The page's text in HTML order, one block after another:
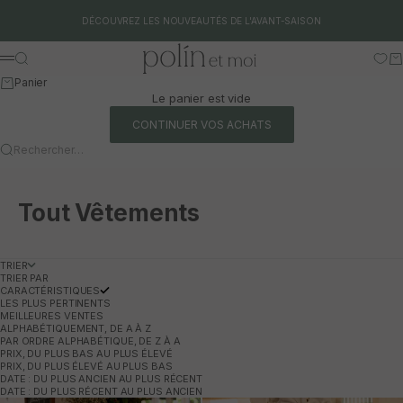
DÉCOUVREZ LES NOUVEAUTÉS DE L'AVANT-SAISON
Polín et moi
Menu
Rechercher
Panier
Le panier est vide
CONTINUER VOS ACHATS
Rechercher…
Tout Vêtements
TRIER
TRIER PAR
CARACTÉRISTIQUES
LES PLUS PERTINENTS
MEILLEURES VENTES
ALPHABÉTIQUEMENT, DE A À Z
PAR ORDRE ALPHABÉTIQUE, DE Z À A
PRIX, DU PLUS BAS AU PLUS ÉLEVÉ
PRIX, DU PLUS ÉLEVÉ AU PLUS BAS
DATE : DU PLUS ANCIEN AU PLUS RÉCENT
DATE : DU PLUS RÉCENT AU PLUS ANCIEN